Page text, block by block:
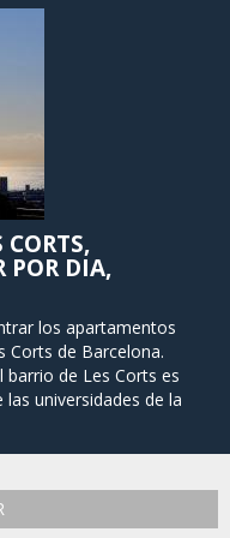
POR DIA,
los apartamentos
Corts de Barcelona.
barrio de Les Corts es
universidades de la
juvenil y vibrante.
o hacer ejercicio
fútbol, es posible que